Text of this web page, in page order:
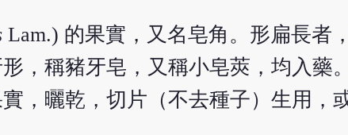
Lam.) 的果實，又名皂角。形扁長者
，稱豬牙皂，又稱小皂莢，均入藥
，曬乾，切片（不去種子）生用，